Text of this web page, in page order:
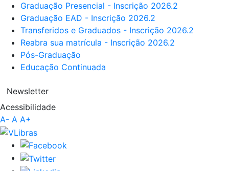
Graduação Presencial - Inscrição 2026.2
Graduação EAD - Inscrição 2026.2
Transferidos e Graduados - Inscrição 2026.2
Reabra sua matrícula - Inscrição 2026.2
Pós-Graduação
Educação Continuada
Newsletter
Acessibilidade
A- A A+